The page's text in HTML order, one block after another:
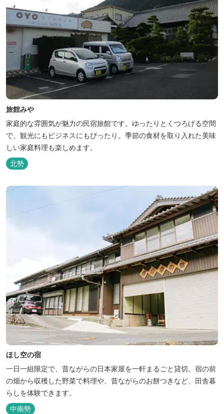
旅館みや
家庭的な雰囲気が魅力の民宿旅館です。ゆったりとくつろげる空間
で、観光にもビジネスにもぴったり。季節の食材を取り入れた美味
しい家庭料理も楽しめます。
北勢
ほし空の宿
一日一組限定で、昔ながらの日本家屋を一軒まるごと貸切。宿の前
の畑から収穫した野菜で料理や、昔ながらのお餅つきなど、田舎暮
らしを体験できます。
中南勢